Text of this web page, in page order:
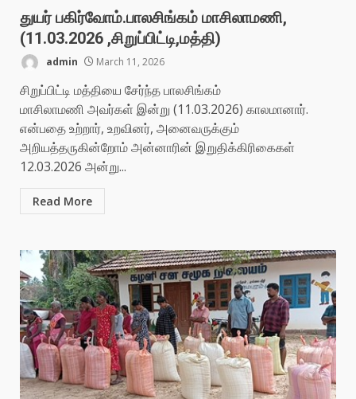
துயர் பகிர்வோம்.பாலசிங்கம் மாசிலாமணி,
(11.03.2026 ,சிறுப்பிட்டி,மத்தி)
admin March 11, 2026
சிறுப்பிட்டி மத்தியை சேர்ந்த பாலசிங்கம்
மாசிலாமணி அவர்கள் இன்று (11.03.2026) காலமானார்.
என்பதை உற்றார், உறவினர், அனைவருக்கும்
அறியத்தருகின்றோம் அன்னாரின் இறுதிக்கிரிகைகள்
12.03.2026 அன்று...
Read More